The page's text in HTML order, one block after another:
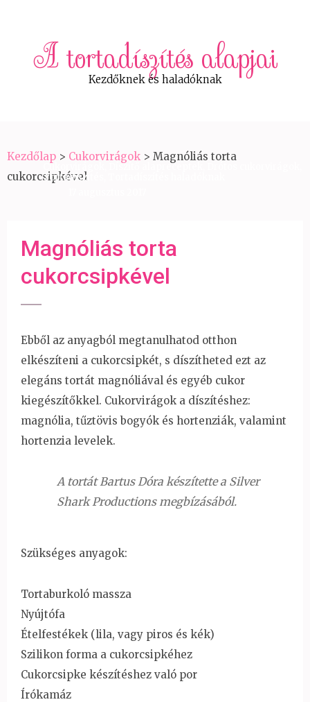
A tortadíszítés alapjai
Kezdőknek és haladóknak
Kezdőlap > Cukorvirágok > Magnóliás torta
cukorcsipkével
Cukorvirágok Díszítő alapreceptek
Tortadíszítés
Magnóliás torta
cukorcsipkével
Ebből az anyagból megtanulhatod otthon
elkészíteni a cukorcsipkét, s díszítheted ezt az
elegáns tortát magnóliával és egyéb cukor
kiegészítőkkel. Cukorvirágok a díszítéshez:
magnólia, tűztövis bogyók és hortenziák, valamint
hortenzia levelek.
A tortát Bartus Dóra készítette a Silver
Shark Productions megbízásából.
Szükséges anyagok:
Tortaburkoló massza
Nyújtófa
Ételfestékek (lila, vagy piros és kék)
Szilikon forma a cukorcsipkéhez
Cukorcsipke készítéshez való por
Írókamáz